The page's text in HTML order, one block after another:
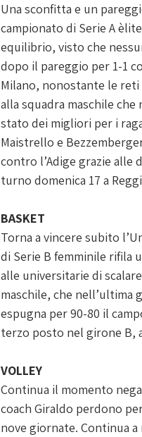
Una sconfitta e un
campionato di Serie A
equilibrio, visto che
dopo il pareggio per 1-1
Milano, nonostante le reti
alla squadra maschile
stato dei migliori per i
Maistrello e
contro l’Adige grazie alle
turno domenica 17 a
BASKET
Torna a vincere subito
di Serie B femminile rifila
alle universitarie di
maschile, che nell’ultima
espugna per 90-80 il
terzo posto nel girone B,
VOLLEY
Continua il momento
coach Giraldo perdono
nove giornate. Continua